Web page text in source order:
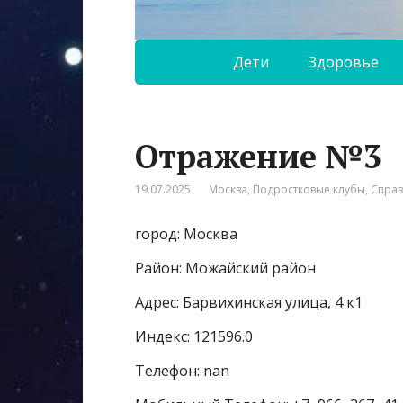
Дети Здоровье
Отражение №3
19.07.2025 Москва, Подростковые клубы,
город: Москва
Район: Можайский район
Адрес: Барвихинская улица, 4 к1
Индекс: 121596.0
Телефон: nan